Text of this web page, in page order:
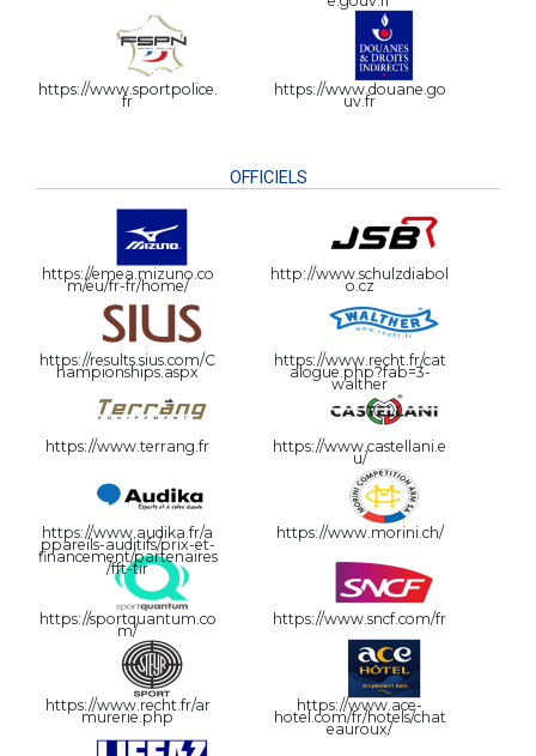
https://www.sportpolice.
fr
https://www.douane.go
uv.fr
OFFICIELS
https://emea.mizuno.co
m/eu/fr-fr/home/
http://www.schulzdiabol
o.cz
https://results.sius.com/C
hampionships.aspx
https://www.recht.fr/cat
alogue.php?fab=3-
walther
https://www.terrang.fr https://www.castellani.e
u/
https://www.audika.fr/a
ppareils-auditifs/prix-et-
financement/partenaires
/fft-tir
https://www.morini.ch/
https://sportquantum.co
m/
https://www.sncf.com/fr
https://www.recht.fr/ar
murerie.php
https://www.ace-
hotel.com/fr/hotels/chat
eauroux/